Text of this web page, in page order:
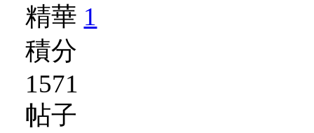
精華 1
積分
1571
帖子